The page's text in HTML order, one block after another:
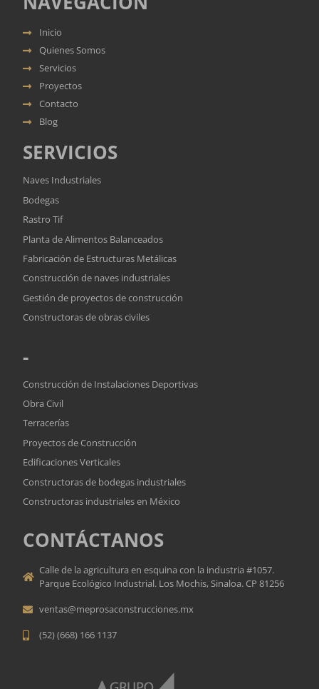
Inicio
Quienes Somos
Servicios
Proyectos
Contacto
Blog
SERVICIOS
Naves Industriales
Bodegas
Rastro Tif
Planta de Alimentos Balanceados
Fabricación de Estructuras Metálicas
Construcción de naves industriales
Gestión de proyectos de construcción
Constructoras de obras civiles
-
Construcción de Instalaciones Deportivas
Obra Civil
Terracerías
Proyectos de Construcción
Edificaciones Verticales
Constructoras de bodegas industriales
Constructoras industriales en México
CONTÁCTANOS
Calle de la agricultura en esquina con la industria #1057.
Parque Ecológico Industrial. Los Mochis, Sinaloa. CP 81256
ventas@meprosaconstrucciones.mx
(52) (668) 166 1137